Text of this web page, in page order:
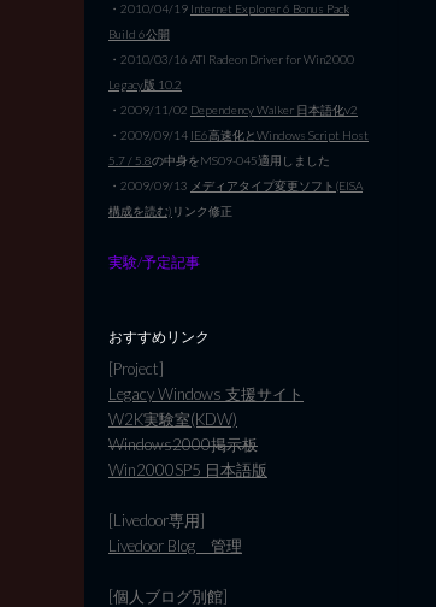
・2010/04/19 Internet Explorer 6 Bonus Pack
Build 6公開
・2010/03/16 ATI Radeon Driver for Win2000
Legacy版 10.2
・2009/11/02 Dependency Walker 日本語化v2
・2009/09/14 IE6高速化とWindows Script Host
5.7 / 5.8の中身をMS09-045適用しました
・2009/09/13 メディアタイプ変更ソフト(EISA
構成を読む) リンク修正
実験/予定記事
おすすめリンク
[Project]
Legacy Windows 支援サイト
W2K実験室(KDW)
Windows2000掲示板
Win2000SP5 日本語版
[Livedoor専用]
Livedoor Blog 管理
[個人ブログ別館]